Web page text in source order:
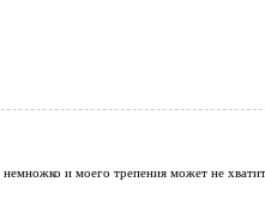
и моего трепения может не